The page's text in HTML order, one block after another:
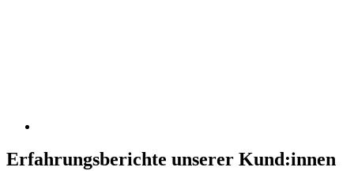
Erfahrungsberichte unserer Kund:innen